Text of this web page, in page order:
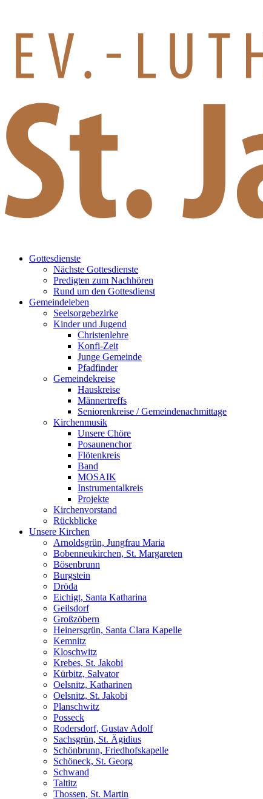
Gottesdienste
Nächste Gottesdienste
Predigten zum Nachhören
Rund um den Gottesdienst
Gemeindeleben
Seelsorgebezirke
Kinder und Jugend
Christenlehre
Konfi-Zeit
Junge Gemeinde
Pfadfinder
Gemeindekreise
Hauskreise
Männertreffs
Seniorenkreise / Gemeindenachmittage
Kirchenmusik
Unsere Chöre
Posaunenchor
Flötenkreis
Band
MOSAIK
Instrumentalkreis
Projekte
Kirchenvorstand
Rückblicke
Unsere Kirchen
Arnoldsgrün, Jungfrau Maria
Bobenneukirchen, St. Margareten
Bösenbrunn
Burgstein
Dröda
Eichigt, Santa Katharina
Geilsdorf
Großzöbern
Heinersgrün, Santa Clara Kapelle
Kemnitz
Kloschwitz
Krebes, St. Jakobi
Kürbitz, Salvator
Oelsnitz, Katharinen
Oelsnitz, St. Jakobi
Planschwitz
Posseck
Rodersdorf, Gustav Adolf
Sachsgrün, St. Ägidius
Schönbrunn, Friedhofskapelle
Schöneck, St. Georg
Schwand
Taltitz
Thossen, St. Martin